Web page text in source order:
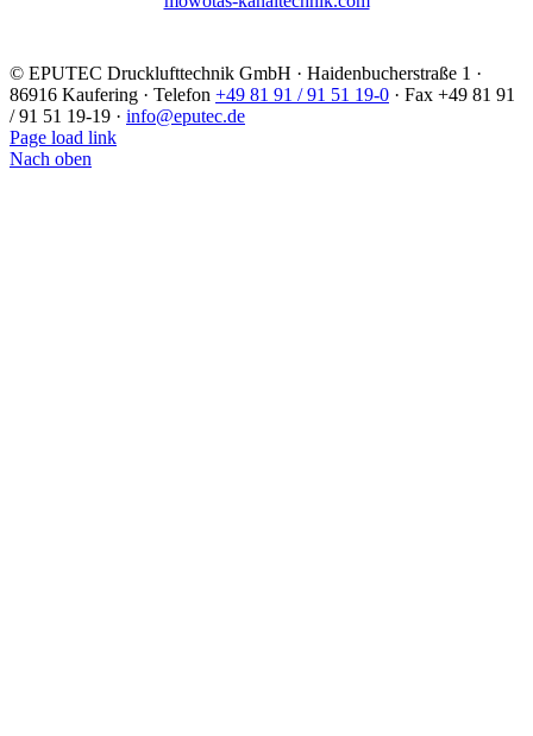
© EPUTEC Drucklufttechnik GmbH · Haidenbucherstraße 1 ·
86916 Kaufering · Telefon +49 81 91 / 91 51 19-0 · Fax +49 81 91
/ 91 51 19-19 · info@eputec.de
Page load link
Nach oben